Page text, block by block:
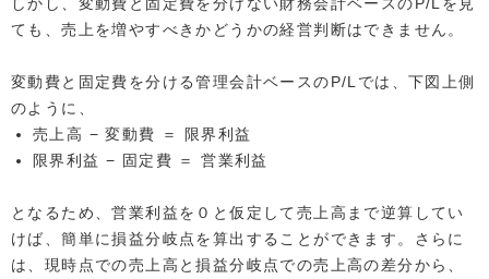
ても、売上を増やすべきかどうかの経営判断はできません。
変動費と固定費を分ける管理会計ベースのP/Lでは、下図上側
のように、
売上高 − 変動費 ＝ 限界利益
限界利益 − 固定費 ＝ 営業利益
となるため、営業利益を０と仮定して売上高まで逆算してい
けば、簡単に損益分岐点を算出することができます。さらに
は、現時点での売上高と損益分岐点での売上高の差分から、